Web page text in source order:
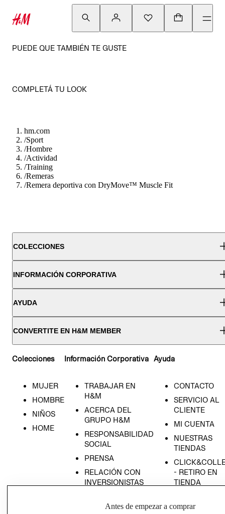
PUEDE QUE TAMBIÉN TE GUSTE
COMPLETÁ TU LOOK
hm.com
/Sport
/Hombre
/Actividad
/Training
/Remeras
/Remera deportiva con DryMove™ Muscle Fit
COLECCIONES
INFORMACIÓN CORPORATIVA
AYUDA
CONVERTITE EN H&M MEMBER
Colecciones
MUJER
HOMBRE
NIÑOS
HOME
Información Corporativa
TRABAJAR EN
H&M
ACERCA DEL
GRUPO H&M
RESPONSABILIDAD
SOCIAL
PRENSA
RELACIÓN CON
INVERSIONISTAS
EMPRESARIAL
Ayuda
CONTACTO
SERVICIO AL
CLIENTE
MI CUENTA
NUESTRAS
TIENDAS
- RETIRO EN
TIENDA
CONDICIONES
Antes de empezar a comprar